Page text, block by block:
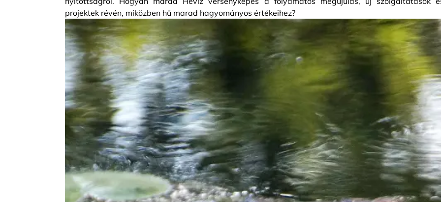
projektek révén, miközben hű marad hagyományos értékeihez?